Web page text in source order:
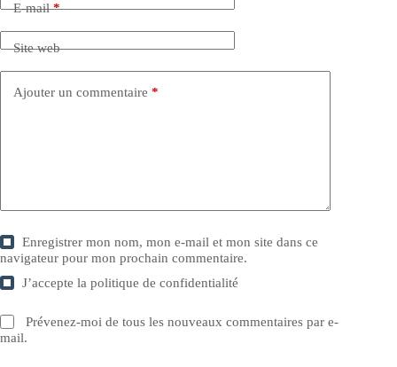
E-mail*
Site web
Ajouter un commentaire *
Enregistrer mon nom, mon e-mail et mon site dans ce
navigateur pour mon prochain commentaire.
J’accepte lapolitique de confidentialité
Prévenez-moi de tous les nouveaux commentaires par e-
mail.